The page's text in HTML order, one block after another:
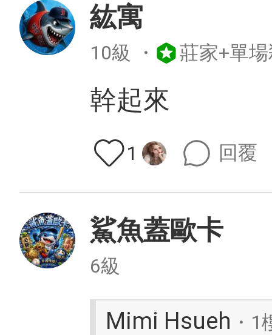
紘寓
10級 ・ 莊家+單
幹起來
1 回覆
鯊魚蓋歐卡
6級
Mimi Hsueh ・